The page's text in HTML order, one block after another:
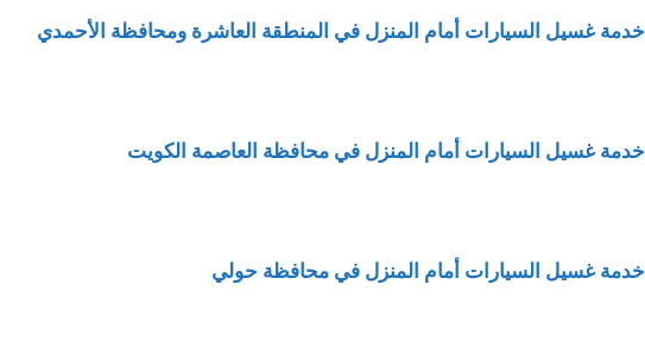
خدمة غسيل السيارات أمام المنزل في المنطقة العاشرة ومحافظة الأحمدي
خدمة غسيل السيارات أمام المنزل في محافظة العاصمة الكويت
خدمة غسيل السيارات أمام المنزل في محافظة حولي